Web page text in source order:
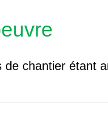
de chantier étant